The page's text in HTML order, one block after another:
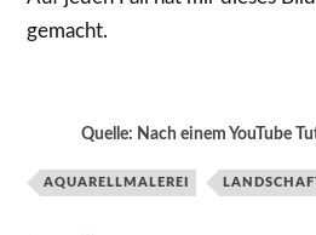
gemacht.
Quelle: Nach einem YouTube
AQUARELLMALEREI